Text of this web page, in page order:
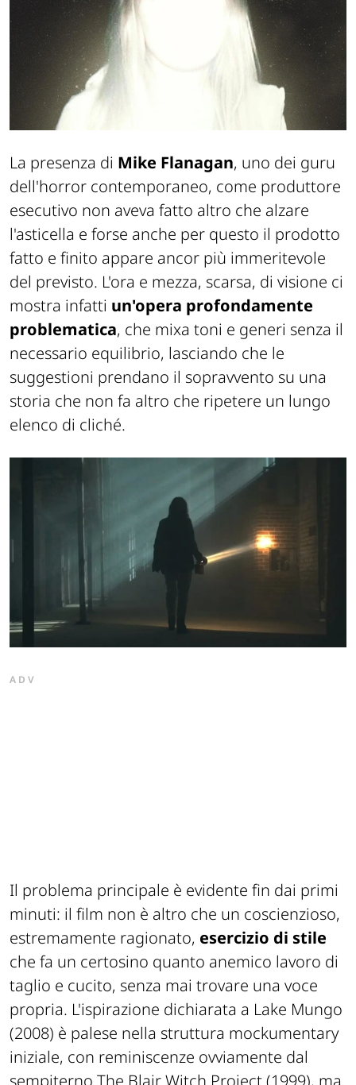
La presenza di Mike Flanagan, uno dei guru
dell'horror contemporaneo, come produttore
esecutivo non aveva fatto altro che alzare
l'asticella e forse anche per questo il prodotto
fatto e finito appare ancor più immeritevole
del previsto. L'ora e mezza, scarsa, di visione ci
mostra infatti un'opera profondamente
problematica, che mixa toni e generi senza il
necessario equilibrio, lasciando che le
suggestioni prendano il sopravvento su una
storia che non fa altro che ripetere un lungo
elenco di cliché.
ADV
Il problema principale è evidente fin dai primi
minuti: il film non è altro che un coscienzioso,
estremamente ragionato, esercizio di stile
che fa un certosino quanto anemico lavoro di
taglio e cucito, senza mai trovare una voce
propria. L'ispirazione dichiarata a Lake Mungo
(2008) è palese nella struttura mockumentary
iniziale, con reminiscenze ovviamente dal
sempiterno The Blair Witch Project(1999), ma